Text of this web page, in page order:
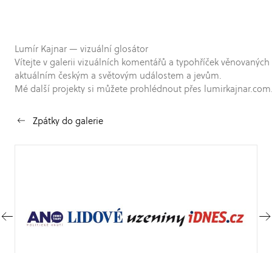
Lumír Kajnar — vizuální glosátor
Vítejte v galerii vizuálních komentářů a typohříček věnovaných
aktuálním českým a světovým událostem a jevům.
Mé další projekty si můžete prohlédnout přes
Zpátky do galerie